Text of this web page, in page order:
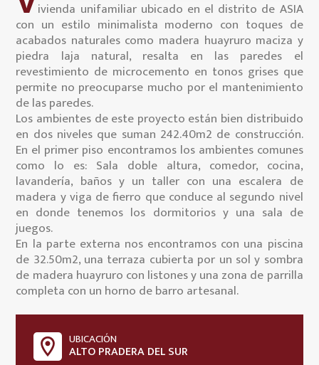
ivienda unifamiliar ubicado en el distrito de ASIA
con un estilo minimalista moderno con toques de
acabados naturales como madera huayruro maciza y
piedra laja natural, resalta en las paredes el
revestimiento de microcemento en tonos grises que
permite no preocuparse mucho por el mantenimiento
de las paredes.
Los ambientes de este proyecto están bien distribuido
en dos niveles que suman 242.40m2 de construcción.
En el primer piso encontramos los ambientes comunes
como lo es: Sala doble altura, comedor, cocina,
lavandería, baños y un taller con una escalera de
madera y viga de fierro que conduce al segundo nivel
en donde tenemos los dormitorios y una sala de
juegos.
En la parte externa nos encontramos con una piscina
de 32.50m2, una terraza cubierta por un sol y sombra
de madera huayruro con listones y una zona de parrilla
completa con un horno de barro artesanal.
room UBICACIÓN
ALTO PRADERA DEL SUR